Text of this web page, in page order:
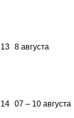
13 8 августа
14 07 – 10 августа